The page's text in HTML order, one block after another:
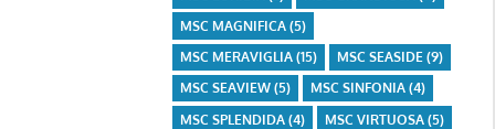
MSC MAGNIFICA(5)
MSC MERAVIGLIA(15) MSC SEASIDE(9)
MSC SEAVIEW(5) MSC SINFONIA(4)
MSC SPLENDIDA(4) MSC VIRTUOSA(5)